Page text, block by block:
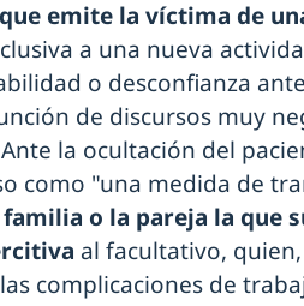
emite la víctima de
a una nueva
o desconfianza
de discursos muy
la ocultación del
como "una medida de
o la pareja la que
al facultativo,
complicaciones de